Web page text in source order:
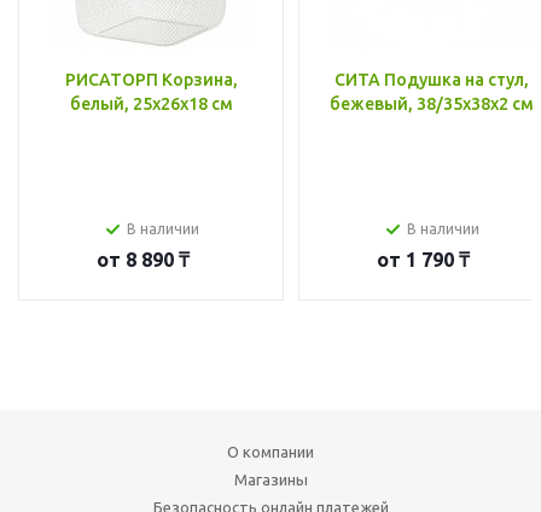
РИСАТОРП Корзина,
белый, 25x26x18 см
В наличии
от 8 890 ₸
СИТА Подушка на стул,
бежевый, 38/35x38x2 см
В наличии
от 1 790 ₸
О компании
Магазины
Безопасность онлайн платежей